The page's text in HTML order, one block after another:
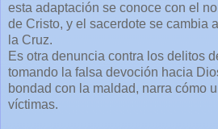
esta adaptación se conoce con el
de Cristo, y el sacerdote se cambia
la Cruz.
Es otra denuncia contra los delitos
tomando la falsa devoción hacia
bondad con la maldad, narra cómo
víctimas.